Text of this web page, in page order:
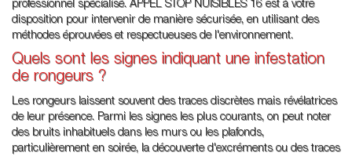
professionnel spécialisé. APPEL STOP NUISIBLES 16 est à votre
disposition pour intervenir de manière sécurisée, en utilisant des
méthodes éprouvées et respectueuses de l'environnement.
Quels sont les signes indiquant une infestation
de rongeurs ?
Les rongeurs laissent souvent des traces discrètes mais révélatrices
de leur présence. Parmi les signes les plus courants, on peut noter
des bruits inhabituels dans les murs ou les plafonds,
particulièrement en soirée, la découverte d'excréments ou des traces